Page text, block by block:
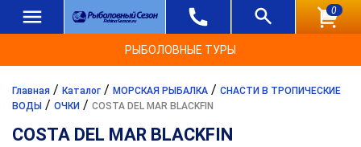
0
РЫБОЛОВНЫЕ ТУРЫ
Главная / Каталог / МОРСКАЯ РЫБАЛКА / СНАСТИ В ТРОПИЧЕСКИЕ
ВОДЫ / ОЧКИ / COSTA DEL MAR BLACKFIN
COSTA DEL MAR BLACKFIN